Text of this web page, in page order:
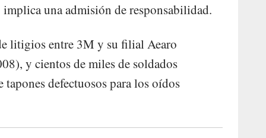
una admisión de responsabilidad.
litigios entre 3M y su filial Aearo
y cientos de miles de soldados
tapones defectuosos para los oídos